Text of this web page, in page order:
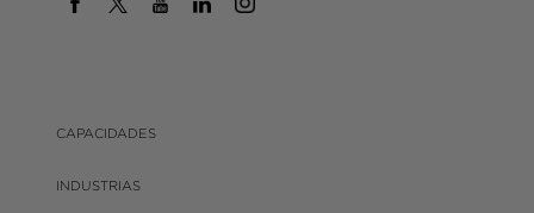
CAPACIDADES
INDUSTRIAS